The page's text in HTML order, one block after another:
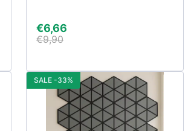
€6,66
€9,90
SALE -33%